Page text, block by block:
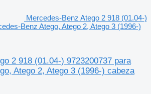
Mercedes-Benz Atego 2 918 (01.04-)
Benz Atego, Atego 2, Atego 3 (1996-)
2 918 (01.04-) 9723200737 para
Atego 2, Atego 3 (1996-) cabeza